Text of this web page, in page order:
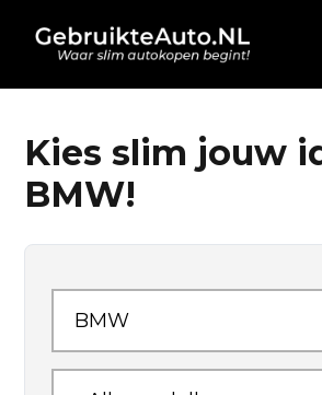
HOME
AUTO KOPEN
BLOG
WIE ZIJN WIJ
Kies slim jouw
BMW!